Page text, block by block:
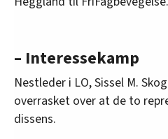
– Interessekamp
Nestleder i LO, Sissel M.
overrasket over at de to
dissens.